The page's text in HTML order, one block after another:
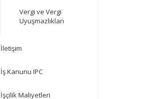
Vergi ve Vergi
Uyuşmazlıkları
İletişim
İş Kanunu IPC
İşçilik Maliyetleri